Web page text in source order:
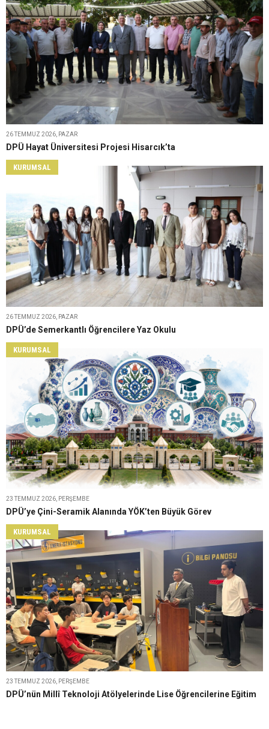
26 TEMMUZ 2026, PAZAR
DPÜ Hayat Üniversitesi Projesi Hisarcık’ta
KURUMSAL
26 TEMMUZ 2026, PAZAR
DPÜ’de Semerkantlı Öğrencilere Yaz Okulu
KURUMSAL
23 TEMMUZ 2026, PERŞEMBE
DPÜ’ye Çini-Seramik Alanında YÖK’ten Büyük Görev
KURUMSAL
23 TEMMUZ 2026, PERŞEMBE
DPÜ’nün Millî Teknoloji Atölyelerinde Lise Öğrencilerine Eğitim